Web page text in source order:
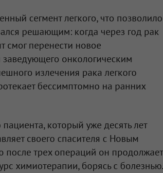
сегмент легкого, что позволило
решающим: когда через год рак
смог перенести новое
онкологическим
излечения рака легкого
бессимптомно на ранних
который уже десять лет
своего спасителя с Новым
после трех операций он продолжает
химиотерапии, борясь с болезнью.